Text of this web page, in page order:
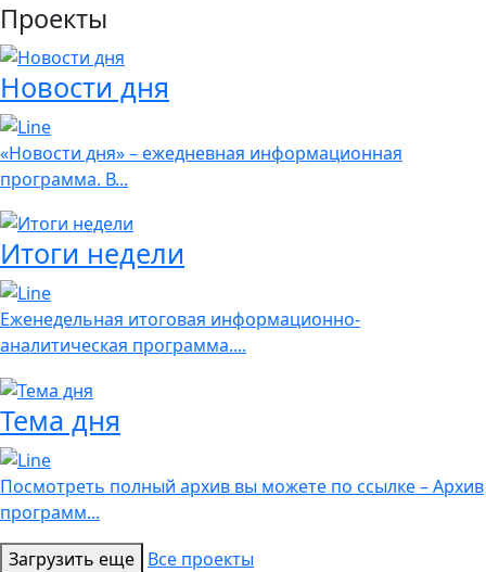
Проекты
Новости дня
«Новости дня» – ежедневная информационная
программа. В...
Итоги недели
Еженедельная итоговая информационно-
аналитическая программа....
Тема дня
Посмотреть полный архив вы можете по ссылке – Архив
программ...
Загрузить еще Все проекты